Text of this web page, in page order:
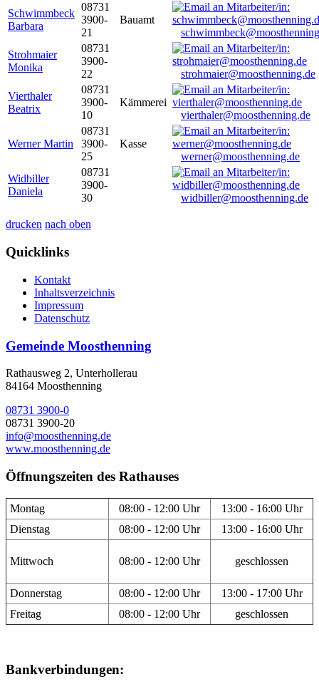
Schwimmbeck
Barbara
08731
3900-
21
Bauamt
Strohmaier
Monika
08731
3900-
22
strohmaier@moosthenning.de
Vierthaler
Beatrix
08731
3900-
10
Kämmerei
vierthaler@moosthenning.de
Werner Martin
08731
3900-
25
Kasse
werner@moosthenning.de
Widbiller
Daniela
08731
3900-
30
widbiller@moosthenning.de
drucken nach oben
Quicklinks
Kontakt
Inhaltsverzeichnis
Impressum
Datenschutz
Gemeinde Moosthenning
Rathausweg 2, Unterhollerau
84164 Moosthenning
08731 3900-0
08731 3900-20
info@moosthenning.de
www.moosthenning.de
Öffnungszeiten des Rathauses
Montag 08:00 - 12:00 Uhr
13:00 - 16:00 Uhr
Dienstag
08:00 - 12:00 Uhr 13:00 - 16:00 Uhr
Mittwoch 08:00 - 12:00 Uhr geschlossen
Donnerstag 08:00 - 12:00 Uhr
13:00 - 17:00 Uhr
Freitag
08:00 - 12:00 Uhr geschlossen
Bankverbindungen: